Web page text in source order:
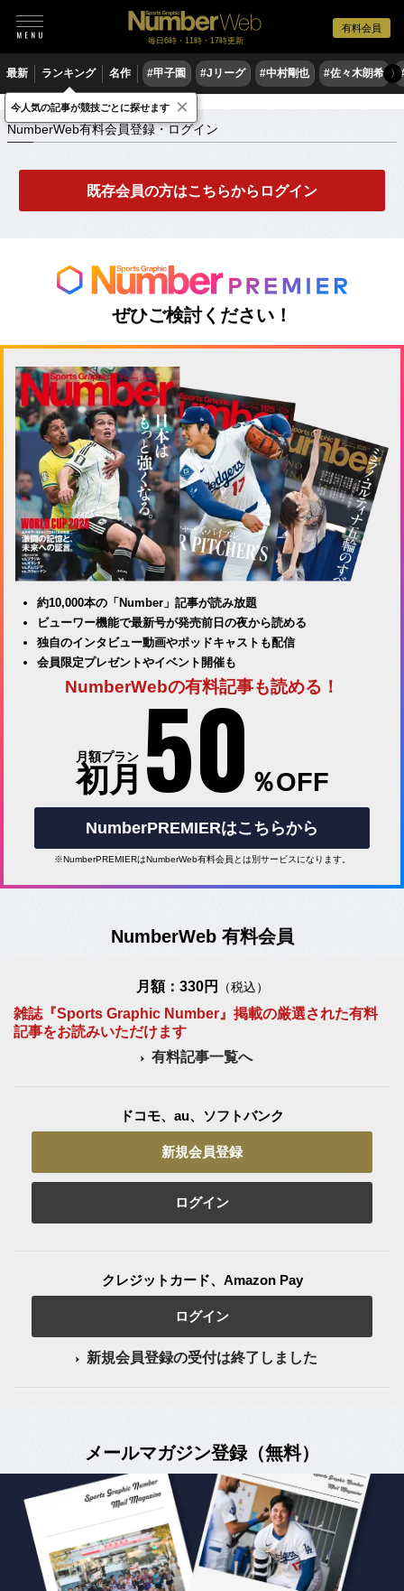
有料会員
毎日6時・11時・17時更新
最新 ランキング 名作 #甲子園 #Jリーグ #中村剛也 #佐々木朗希 〉
NumberWeb有料会員登録・ログイン
NumberWeb有料会員登録・ログイン
既存会員の方はこちらからログイン
ぜひご検討ください！
約10,000本の「Number」記事が読み放題
ビューワー機能で最新号が発売前日の夜から読める
独自のインタビュー動画やポッドキャストも配信
会員限定プレゼントやイベント開催も
NumberWebの有料記事も読める！
月額プラン
初月 50 ％OFF
NumberPREMIERはこちらから
※NumberPREMIERはNumberWeb有料会員とは別サービスになります。
NumberWeb 有料会員
月額：330円 （税込）
雑誌『Sports Graphic Number』掲載の厳選された有料
記事をお読みいただけます
有料記事一覧へ
ドコモ、au、ソフトバンク
新規会員登録
ログイン
クレジットカード、Amazon Pay
ログイン
新規会員登録の受付は終了しました
メールマガジン登録（無料）
今人気の記事が競技ごとに探せます ×